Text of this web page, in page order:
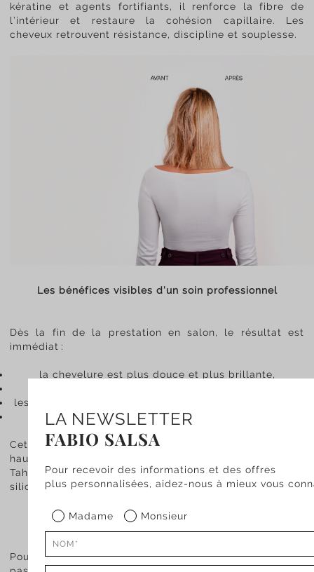
LA NEWSLETTER
FABIO SALSA
Pour recevoir des informations et des offres
plus personnalisées, aidez-nous à mieux vous
Madame Monsieur
kératine et agents fortifiants, il renforce la fibre de
l’intérieur et restaure la cohésion capillaire. Les
cheveux retrouvent résistance, discipline et souplesse.
Les bénéfices visibles d’un soin professionnel
Dès la fin de la prestation en salon, le résultat est
immédiat :
la chevelure est plus douce et plus brillante,
les pointes sont disciplinées et protégées de la casse,
les cheveux conservent leur brillance jusqu’à six
Cette efficacité s’explique par un combo d’ingrédients
haut de gamme : poudre de diamant, perle noire de
Tahiti ou encore collagène. Le tout sans sulfates, sans
silicones et non testé sur les animaux.
Pourquoi privilégier le soin en salon ?
Pour un soin Botox parfait et des résultats durables, le